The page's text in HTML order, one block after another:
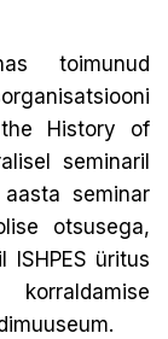
toimunud
the History of
seminaril
seminar
otsusega,
üritus